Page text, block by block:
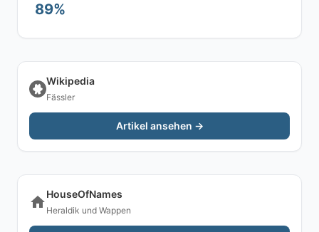
89%
Wikipedia
Fässler
Artikel ansehen →
HouseOfNames
Heraldik und Wappen